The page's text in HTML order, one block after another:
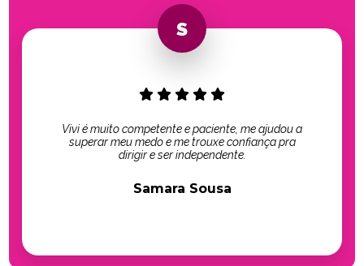
Vivi é muito competente e paciente, me ajudou a
superar meu medo e me trouxe confiança pra
dirigir e ser independente.
Samara Sousa